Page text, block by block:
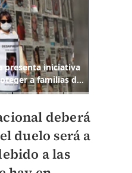
deberá
el duelo será a
a las